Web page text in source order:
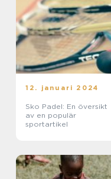
12. januari 2024
Sko Padel: En översikt
av en populär
sportartikel